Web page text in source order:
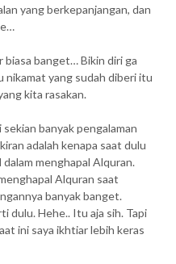
yang berkepanjangan, dan
biasa banget… Bikin diri ga
nikamat yang sudah diberi itu
kita rasakan.
sekian banyak pengalaman
adalah kenapa saat dulu
menghapal Alquran.
Alquran saat
banyak banget.
dulu. Hehe.. Itu aja sih. Tapi
ini saya ikhtiar lebih keras